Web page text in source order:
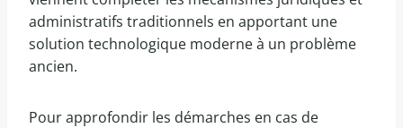
administratifs traditionnels en apportant une
solution technologique moderne à un problème
ancien.
Pour approfondir les démarches en cas de